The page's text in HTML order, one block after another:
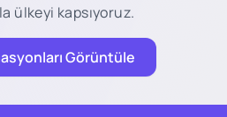
ülkeyi kapsıyoruz.
Görüntüle